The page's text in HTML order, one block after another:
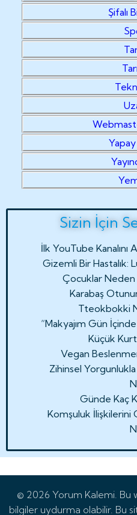
Şifalı
Sizin İçin
İlk YouTube
Gizemli Bir Hastalık:
Çocuklar Neden
Karabaş
Tteokbokki
“Makyajım Gün
Küçük
Vegan
Zihinsel
Günde Kaç
Komşuluk
© 2026 Yorum Kalemi. Bu
bilgiler uydurma olabilir. Bu